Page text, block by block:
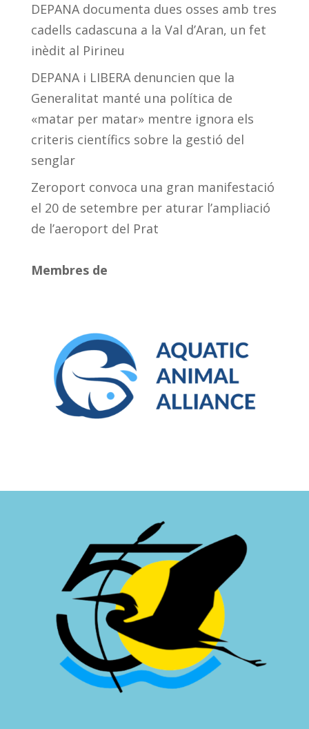
DEPANA documenta dues osses amb tres
cadells cadascuna a la Val d’Aran, un fet
inèdit al Pirineu
DEPANA i LIBERA denuncien que la
Generalitat manté una política de
«matar per matar» mentre ignora els
criteris científics sobre la gestió del
senglar
Zeroport convoca una gran manifestació
el 20 de setembre per aturar l’ampliació
de l’aeroport del Prat
Membres de